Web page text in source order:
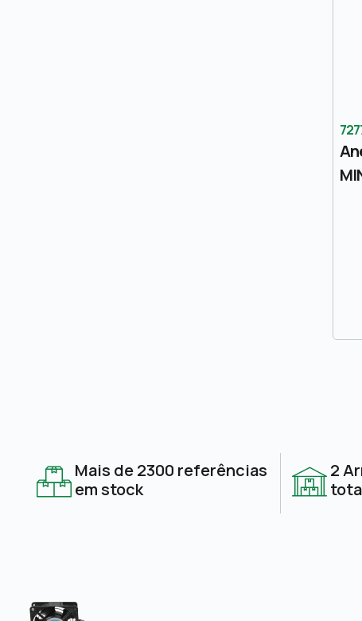
Mais de 2300 referências
em stock
2